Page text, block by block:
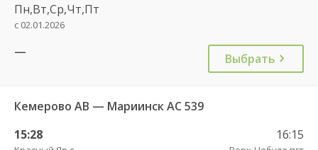
Пн,Вт,Ср,Чт,Пт
с 02.01.2026
— Выбрать
Кемерово АВ — Мариинск АС 539
15:28
16:15